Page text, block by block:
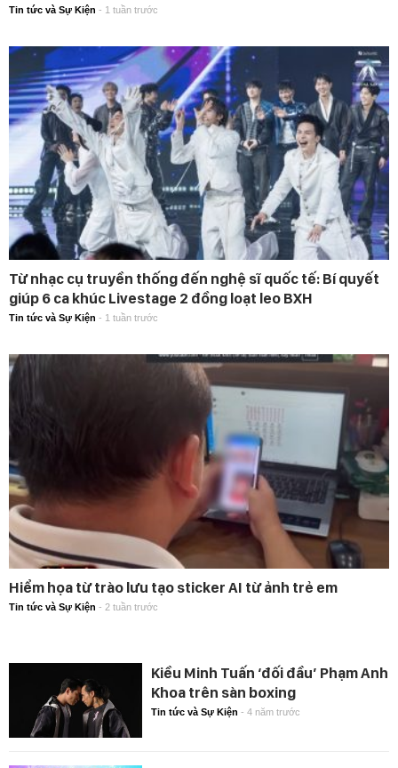
Tin tức và Sự Kiện - 1 tuần trước
Từ nhạc cụ truyền thống đến nghệ sĩ quốc tế: Bí quyết
giúp 6 ca khúc Livestage 2 đồng loạt leo BXH
Tin tức và Sự Kiện - 1 tuần trước
Hiểm họa từ trào lưu tạo sticker AI từ ảnh trẻ em
Tin tức và Sự Kiện - 2 tuần trước
Kiều Minh Tuấn ‘đối đầu’ Phạm Anh
Khoa trên sàn boxing
Tin tức và Sự Kiện - 4 năm trước